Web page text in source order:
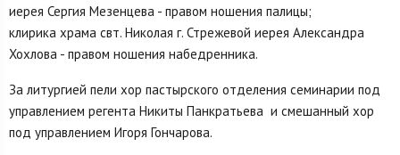
иерея Сергия Мезенцева - правом ношения палицы;
клирика храма свт. Николая г. Стрежевой иерея Александра
Хохлова - правом ношения набедренника.
За литургией пели хор пастырского отделения семинарии под
управлением регента Никиты Панкратьева и смешанный хор
под управлением Игоря Гончарова.